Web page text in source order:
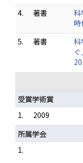
4.
著書
科
時
5.
著書
科
受賞学術賞
1.
2009
所属学会
1.